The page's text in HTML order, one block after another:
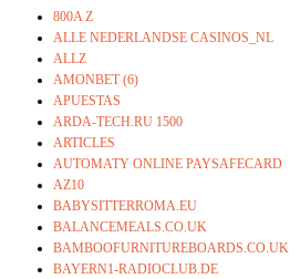
800A Z
ALLE NEDERLANDSE CASINOS_NL
ALLZ
AMONBET (6)
APUESTAS
ARDA-TECH.RU 1500
ARTICLES
AUTOMATY ONLINE PAYSAFECARD
AZ10
BABYSITTERROMA.EU
BALANCEMEALS.CO.UK
BAMBOOFURNITUREBOARDS.CO.UK
BAYERN1-RADIOCLUB.DE